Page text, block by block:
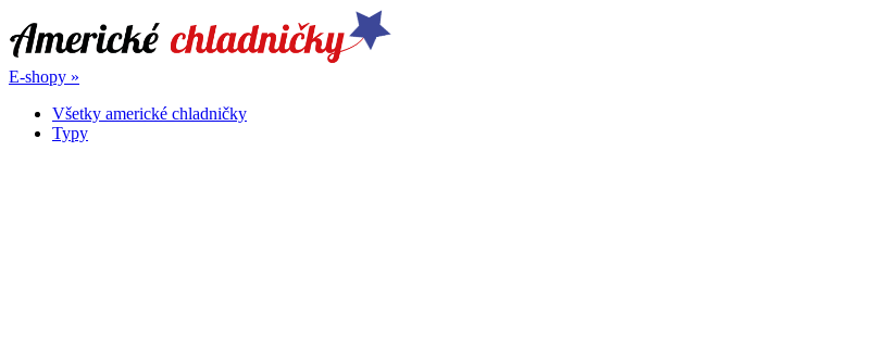
to
content
E-shopy »
Všetky americké chladničky
Typy